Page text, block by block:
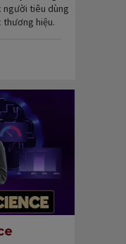
người tiêu dùng
thương hiệu.